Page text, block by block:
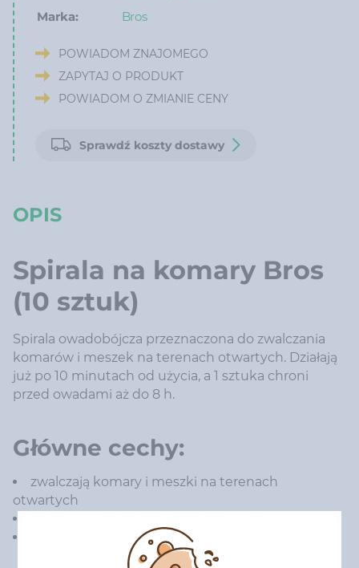
Marka:
Bros
POWIADOM ZNAJOMEGO
ZAPYTAJ O PRODUKT
POWIADOM O ZMIANIE CENY
Sprawdź koszty dostawy
OPIS
Spirala na komary Bros
(10 sztuk)
Spirala owadobójcza przeznaczona do zwalczania
komarów i meszek na terenach otwartych. Działają
już po 10 minutach od użycia, a 1 sztuka chroni
przed owadami aż do 8 h.
Główne cechy:
zwalczają komary i meszki na terenach
otwartych
1 sztuka chroni przed owadami aż do 8 h